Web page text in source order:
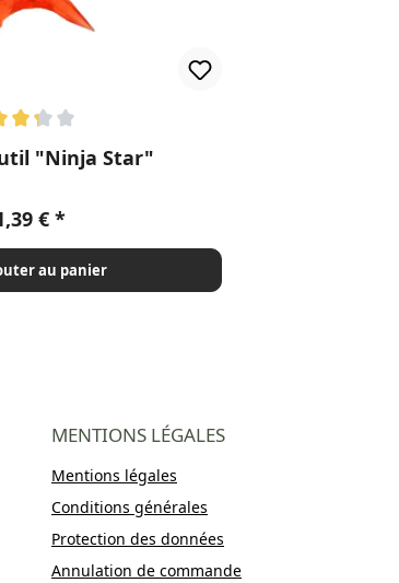
sur 5 étoiles
"Ninja Star"
régulier :
€
au panier
MENTIONS LÉGALES
Mentions légales
Conditions générales
Protection des données
Annulation de commande